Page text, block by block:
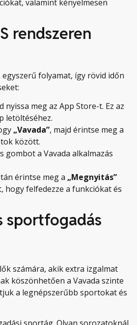
valamint kényelmesen
rendszeren
folyamat, így rövid időn
nyissa meg az App Store-t. Ez az
letöltéséhez.
„Vavada”, majd érintse meg a
között.
gombot a Vavada alkalmazás
érintse meg a „Megnyitás”
hogy felfedezze a funkciókat és
sportfogadás
számára, akik extra izgalmat
köszönhetően a Vavada szinte
a legnépszerűbb sportokat és